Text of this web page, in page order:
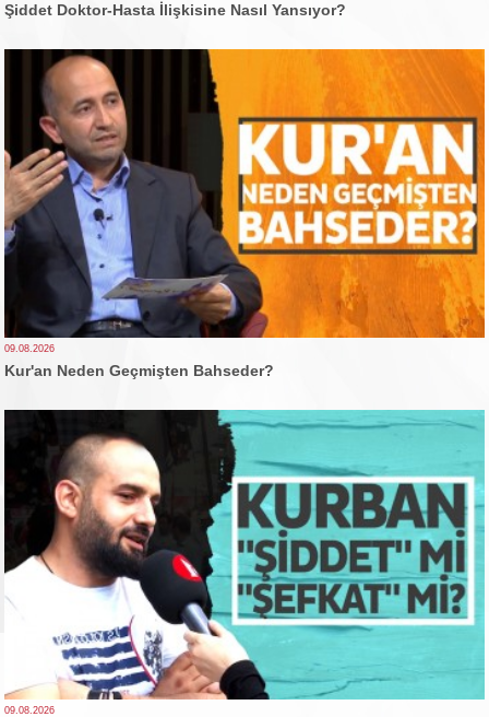
Şiddet Doktor-Hasta İlişkisine Nasıl Yansıyor?
09.08.2026
Kur'an Neden Geçmişten Bahseder?
09.08.2026